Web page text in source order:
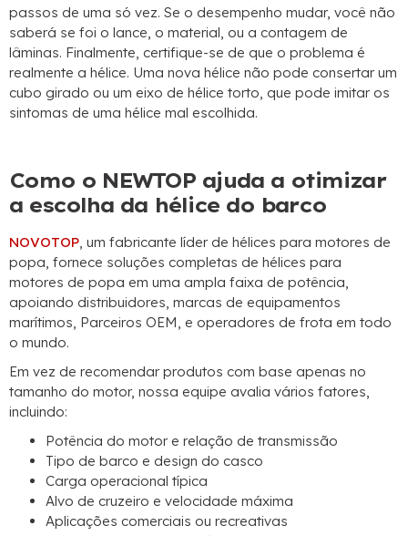
passos de uma só vez. Se o desempenho mudar, você não
saberá se foi o lance, o material, ou a contagem de
lâminas. Finalmente, certifique-se de que o problema é
realmente a hélice. Uma nova hélice não pode consertar um
cubo girado ou um eixo de hélice torto, que pode imitar os
sintomas de uma hélice mal escolhida.
Como o NEWTOP ajuda a otimizar
a escolha da hélice do barco
NOVOTOP, um fabricante líder de hélices para motores de
popa, fornece soluções completas de hélices para
motores de popa em uma ampla faixa de potência,
apoiando distribuidores, marcas de equipamentos
marítimos, Parceiros OEM, e operadores de frota em todo
o mundo.
Em vez de recomendar produtos com base apenas no
tamanho do motor, nossa equipe avalia vários fatores,
incluindo:
Potência do motor e relação de transmissão
Tipo de barco e design do casco
Carga operacional típica
Alvo de cruzeiro e velocidade máxima
Aplicações comerciais ou recreativas